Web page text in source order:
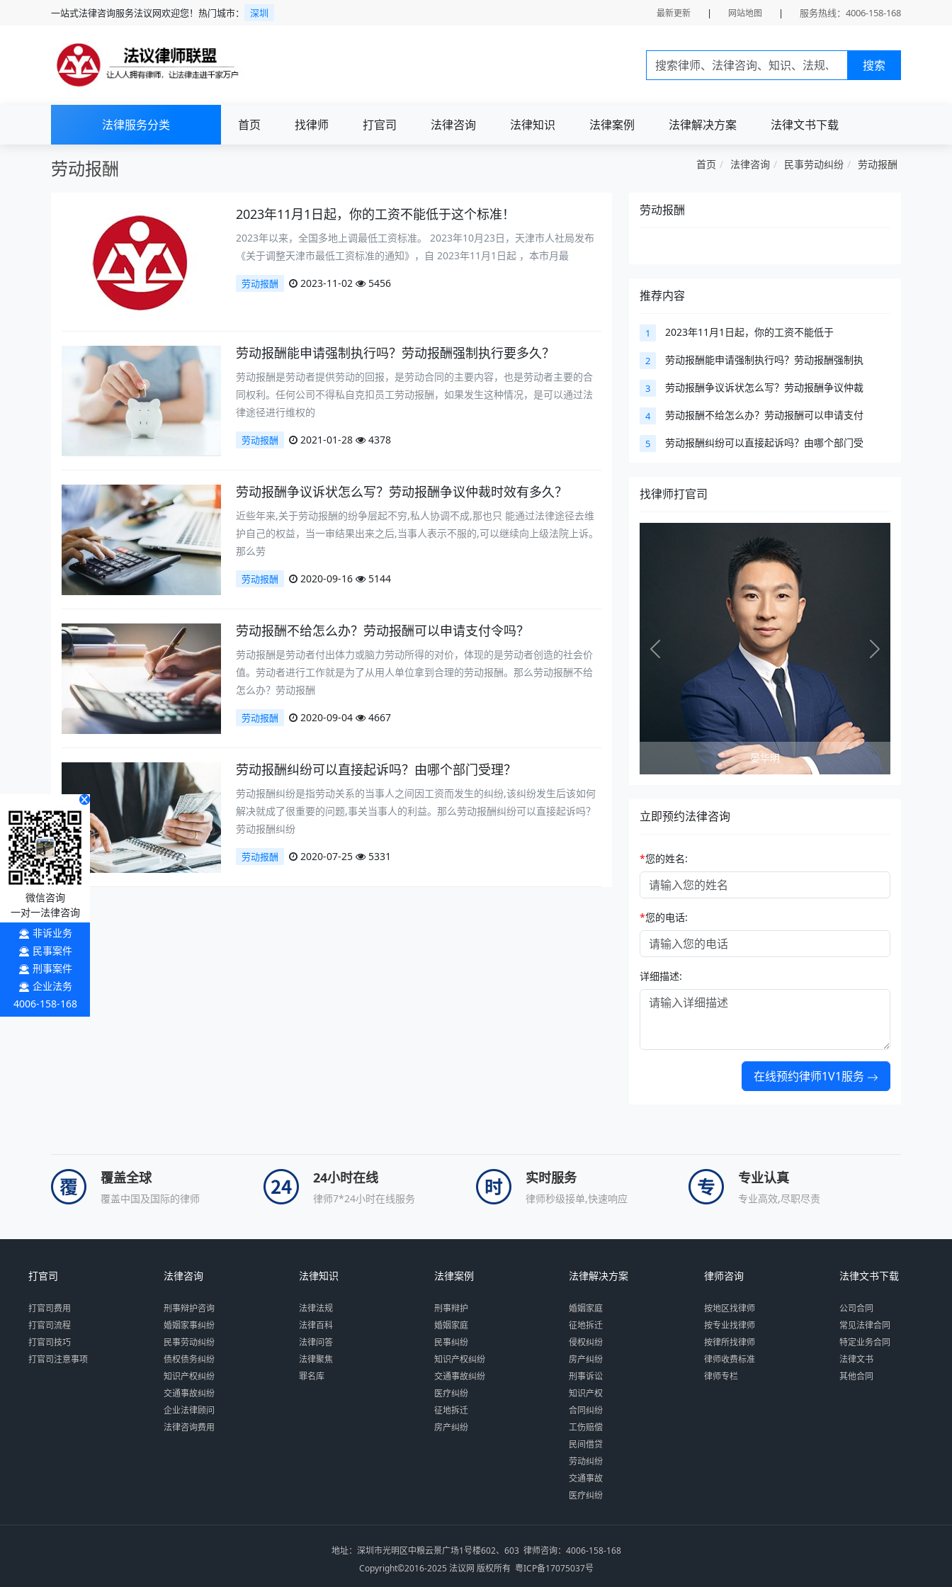
一站式法律咨询服务法议网欢迎您！热门城市： 深圳 最新更新 | 网站地图 | 服务热线：4006-158-168
搜索
法律服务分类 首页 找律师 打官司 法律咨询 法律知识 法律案例 法律解决方案 法律文书下载
劳动报酬 首页 法律咨询 民事劳动纠纷 劳动报酬
2023年11月1日起，你的工资不能低于这个标准！
2023年以来，全国多地上调最低工资标准。 2023年10月23日，天津市人社局发布
《关于调整天津市最低工资标准的通知》，自 2023年11月1日起 ，本市月最
劳动报酬 2023-11-02 5456
劳动报酬能申请强制执行吗？劳动报酬强制执行要多久？
劳动报酬是劳动者提供劳动的回报，是劳动合同的主要内容，也是劳动者主要的合
同权利。任何公司不得私自克扣员工劳动报酬，如果发生这种情况，是可以通过法
律途径进行维权的
劳动报酬 2021-01-28 4378
劳动报酬争议诉状怎么写？劳动报酬争议仲裁时效有多久？
近些年来,关于劳动报酬的纷争层起不穷,私人协调不成,那也只 能通过法律途径去维
护自己的权益，当一审结果出来之后,当事人表示不服的,可以继续向上级法院上诉。
那么劳
劳动报酬 2020-09-16 5144
劳动报酬不给怎么办？劳动报酬可以申请支付令吗？
劳动报酬是劳动者付出体力或脑力劳动所得的对价，体现的是劳动者创造的社会价
值。劳动者进行工作就是为了从用人单位拿到合理的劳动报酬。那么劳动报酬不给
怎么办？劳动报酬
劳动报酬 2020-09-04 4667
劳动报酬纠纷可以直接起诉吗？由哪个部门受理？
劳动报酬纠纷是指劳动关系的当事人之间因工资而发生的纠纷,该纠纷发生后该如何
解决就成了很重要的问题,事关当事人的利益。那么劳动报酬纠纷可以直接起诉吗？
劳动报酬纠纷
劳动报酬 2020-07-25 5331
劳动报酬
推荐内容
1 2023年11月1日起，你的工资不能低于
2 劳动报酬能申请强制执行吗？劳动报酬强制执
3 劳动报酬争议诉状怎么写？劳动报酬争议仲裁
4 劳动报酬不给怎么办？劳动报酬可以申请支付
5 劳动报酬纠纷可以直接起诉吗？由哪个部门受
找律师打官司
晏华明
Previous Next
立即预约法律咨询
*您的姓名:
*您的电话:
详细描述:
在线预约律师1V1服务
覆盖全球
覆盖中国及国际的律师
24小时在线
律师7*24小时在线服务
实时服务
律师秒级接单,快速响应
专业认真
专业高效,尽职尽责
打官司
打官司费用
打官司流程
打官司技巧
打官司注意事项
法律咨询
刑事辩护咨询
婚姻家事纠纷
民事劳动纠纷
债权债务纠纷
知识产权纠纷
交通事故纠纷
企业法律顾问
法律咨询费用
法律知识
法律法规
法律百科
法律问答
法律聚焦
罪名库
法律案例
刑事辩护
婚姻家庭
民事纠纷
知识产权纠纷
交通事故纠纷
医疗纠纷
征地拆迁
房产纠纷
法律解决方案
婚姻家庭
征地拆迁
侵权纠纷
房产纠纷
刑事诉讼
知识产权
合同纠纷
工伤赔偿
民间借贷
劳动纠纷
交通事故
医疗纠纷
律师咨询
按地区找律师
按专业找律师
按律所找律师
律师收费标准
律师专栏
法律文书下载
公司合同
常见法律合同
特定业务合同
法律文书
其他合同
地址：深圳市光明区中粮云景广场1号楼602、603 律师咨询：4006-158-168
Copyright©2016-2025 法议网 版权所有 粤ICP备17075037号
微信咨询
一对一法律咨询
非诉业务
民事案件
刑事案件
企业法务
4006-158-168